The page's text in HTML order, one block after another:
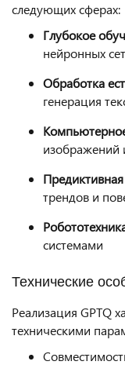
следующих сферах:
Глубокое
нейронных
Обработка
генерация
изображений
трендов и
системами
Технические
Реализация GPTQ
техническими